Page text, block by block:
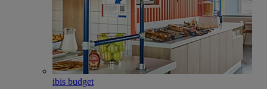
ibis budget